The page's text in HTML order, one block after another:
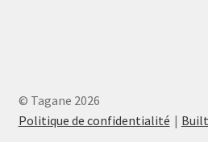
© Tagane 2026
Politique de confidentialité